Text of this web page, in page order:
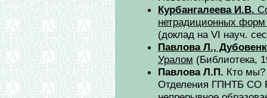
Курбангалеева И.В.
нетрадиционных
(доклад на VI науч.
Павлова Л.,
Уралом (Библиотека,
Павлова Л.П. Кто мы?
Отделения ГПНТБ СО